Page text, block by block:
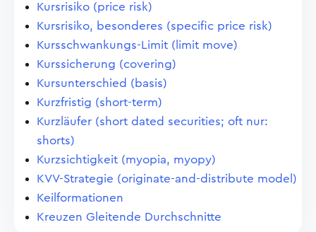
Kursrisiko (price risk)
Kursrisiko, besonderes (specific price risk)
Kursschwankungs-Limit (limit move)
Kurssicherung (covering)
Kursunterschied (basis)
Kurzfristig (short-term)
Kurzläufer (short dated securities; oft nur:
shorts)
Kurzsichtigkeit (myopia, myopy)
KVV-Strategie (originate-and-distribute model)
Keilformationen
Kreuzen Gleitende Durchschnitte